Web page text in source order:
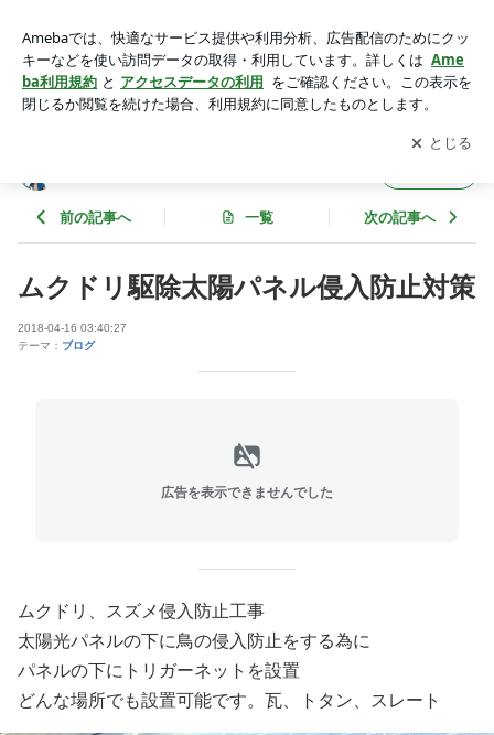
テック作業奮闘記
アプリをダウンロードして ブログの更新通知
を受け取りまし
ょう。
開く
前の記事へ 一覧 次の記事へ
ムクドリ駆除太陽パネル侵入防止対策
2018-04-16 03:40:27
テーマ： ブログ
広告を表示できませんでした
ムクドリ、スズメ侵入防止工事
太陽光パネルの下に鳥の侵入防止をする為に
パネルの下にトリガーネットを設置
どんな場所でも設置可能です。瓦、トタン、スレート